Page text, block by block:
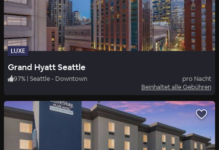
LUXE
Grand Hyatt Seattle
97% | Seattle - Downtown
pro Nacht
Beinhaltet alle Gebühren